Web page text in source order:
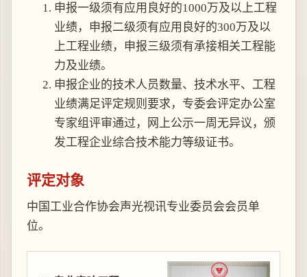
申报一级须有应用良好的1000万及以上工程
业绩，申报二级须有应用良好的300万及以
上工程业绩，申报三级须有承接相关工程能
力及业绩。
申报企业的技术人员数量、技术水平、工程
业绩满足评定规则要求，专委会评定办公室
专家组评审通过，网上公示一周无异议，颁
发工程企业综合技术能力等级证书。
评定对象
中国工业合作协会声光视讯专业委员会会员单
位。